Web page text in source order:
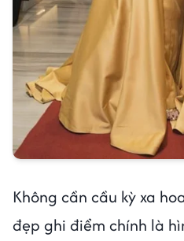
Không cần cầu kỳ xa
đẹp ghi điểm chính là